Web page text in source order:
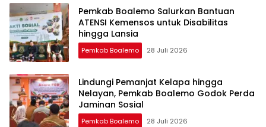
Pemkab Boalemo Salurkan Bantuan
ATENSI Kemensos untuk Disabilitas
hingga Lansia
Pemkab Boalemo 28 Juli 2026
Lindungi Pemanjat Kelapa hingga
Nelayan, Pemkab Boalemo Godok Perda
Jaminan Sosial
Pemkab Boalemo 28 Juli 2026